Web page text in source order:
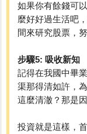
如果你有餘錢可
麼好好過生活吧
間來研究股票，
步驟5: 吸收新知
記得在我國中畢
渠那得清如許，
這麼清澈？那是
投資就是這樣，